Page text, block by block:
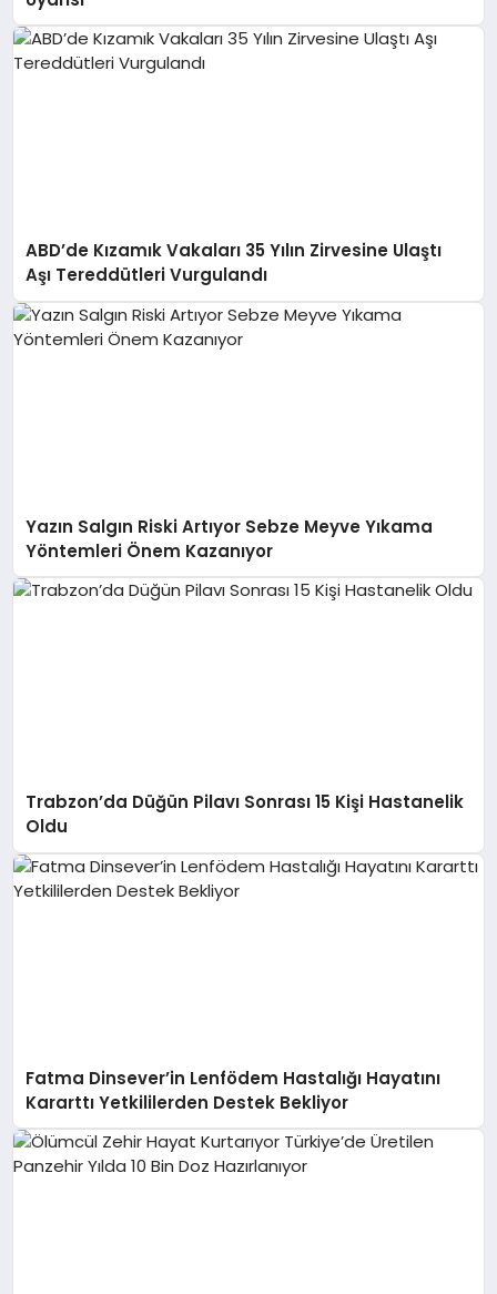
ABD’de Kızamık Vakaları 35 Yılın Zirvesine Ulaştı
Aşı Tereddütleri Vurgulandı
Yazın Salgın Riski Artıyor Sebze Meyve Yıkama
Yöntemleri Önem Kazanıyor
Trabzon’da Düğün Pilavı Sonrası 15 Kişi Hastanelik
Oldu
Fatma Dinsever’in Lenfödem Hastalığı Hayatını
Kararttı Yetkililerden Destek Bekliyor